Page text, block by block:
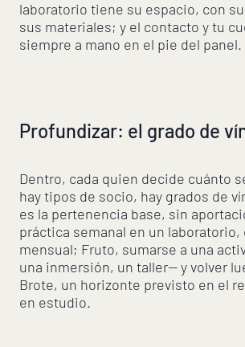
laboratorio tiene su espacio, con
sus materiales; y el contacto y tu
siempre a mano en el pie del panel.
Profundizar: el grado de
Dentro, cada quien decide cuánto
hay tipos de socio, hay grados de
es la pertenencia base, sin
práctica semanal en un
mensual; Fruto, sumarse a una
una inmersión, un taller— y volver
Brote, un horizonte previsto en el
en estudio.